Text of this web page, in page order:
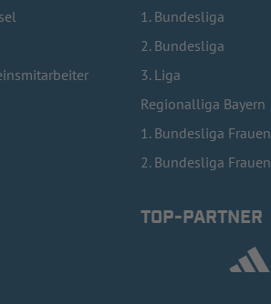
1. Bundesliga
2. Bundesliga
3. Liga
Regionalliga Bayern
1. Bundesliga Frauen
2. Bundesliga Frauen
TOP-PARTNER